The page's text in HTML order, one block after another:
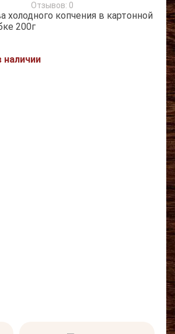
Отзывов: 0
холодного копчения в картонной
200г
наличии